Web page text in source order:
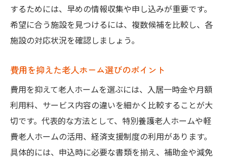
するためには、早めの情報収集や申し込みが重要です。
希望に合う施設を見つけるには、複数候補を比較し、各
施設の対応状況を確認しましょう。
費用を抑えた老人ホーム選びのポイント
費用を抑えて老人ホームを選ぶには、入居一時金や月額
利用料、サービス内容の違いを細かく比較することが大
切です。代表的な方法として、特別養護老人ホームや軽
費老人ホームの活用、経済支援制度の利用があります。
具体的には、申込時に必要な書類を揃え、補助金や減免